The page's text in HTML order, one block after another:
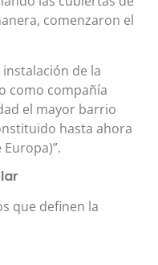
comenzaron el
de la
como compañía
el mayor barrio
hasta ahora
que definen la